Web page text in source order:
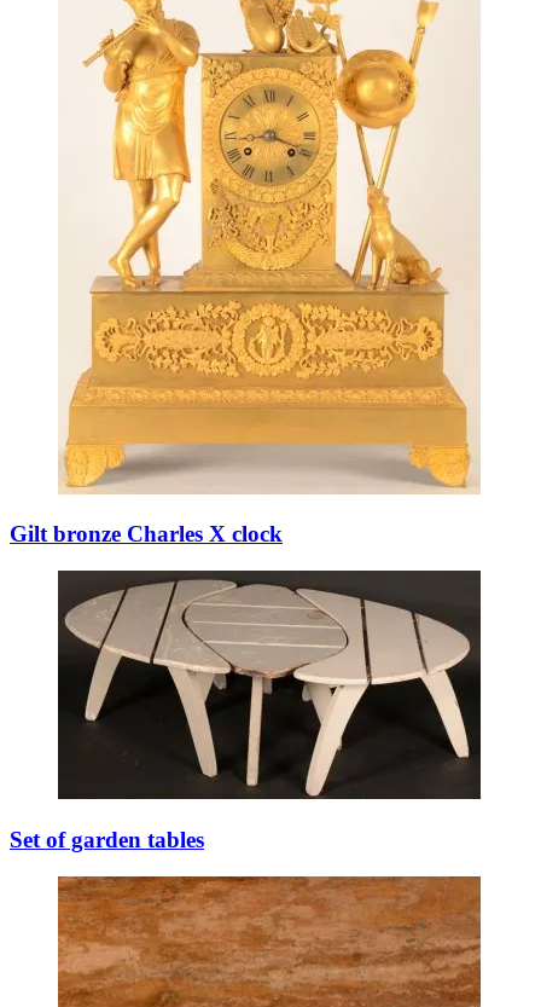
Gilt bronze Charles X clock
Set of garden tables